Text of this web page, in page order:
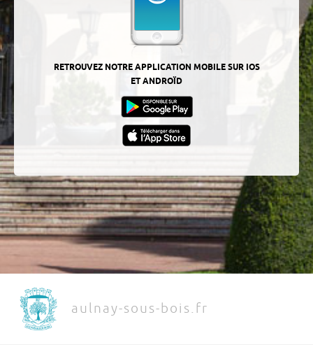
RETROUVEZ NOTRE APPLICATION MOBILE SUR IOS
ET ANDROÏD
aulnay-sous-bois.fr